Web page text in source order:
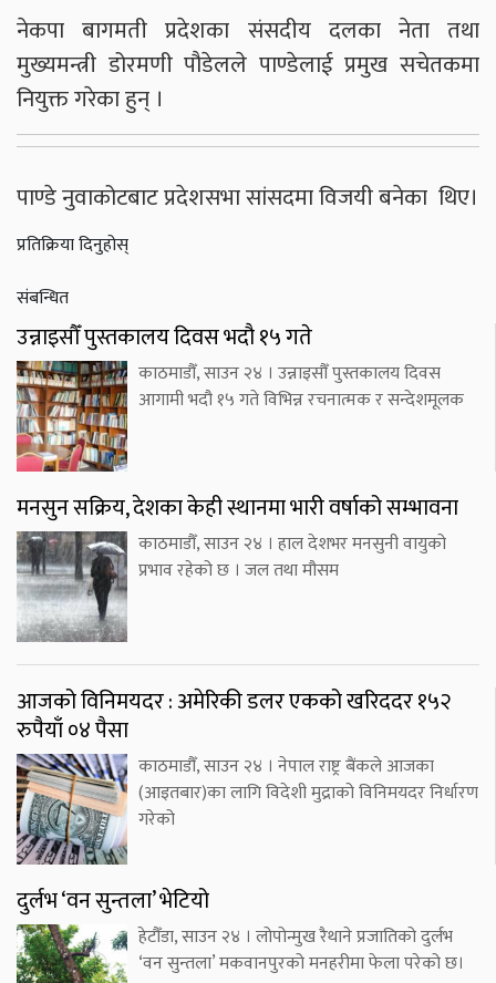
नेकपा बागमती प्रदेशका संसदीय दलका नेता तथा
मुख्यमन्त्री डोरमणी पौडेलले पाण्डेलाई प्रमुख सचेतकमा
नियुक्त गरेका हुन् ।
पाण्डे नुवाकोटबाट प्रदेशसभा सांसदमा विजयी बनेका थिए।
प्रतिक्रिया दिनुहोस्
संबन्धित
उन्नाइसौँ पुस्तकालय दिवस भदौ १५ गते
काठमाडौँ, साउन २४ । उन्नाइसौँ पुस्तकालय दिवस
आगामी भदौ १५ गते विभिन्न रचनात्मक र सन्देशमूलक
मनसुन सक्रिय, देशका केही स्थानमा भारी वर्षाको सम्भावना
काठमाडौँ, साउन २४ । हाल देशभर मनसुनी वायुको
प्रभाव रहेको छ । जल तथा मौसम
आजको विनिमयदर : अमेरिकी डलर एकको खरिददर १५२
रुपैयाँ ०४ पैसा
काठमाडौँ, साउन २४ । नेपाल राष्ट्र बैंकले आजका
(आइतबार)का लागि विदेशी मुद्राको विनिमयदर निर्धारण
गरेको
दुर्लभ ‘वन सुन्तला’ भेटियो
हेटौँडा, साउन २४ । लोपोन्मुख रैथाने प्रजातिको दुर्लभ
‘वन सुन्तला’ मकवानपुरको मनहरीमा फेला परेको छ।